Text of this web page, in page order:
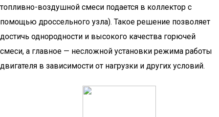
топливно-воздушной смеси подается в коллектор с
помощью дроссельного узла). Такое решение позволяет
достичь однородности и высокого качества горючей
смеси, а главное — несложной установки режима работы
двигателя в зависимости от нагрузки и других условий.